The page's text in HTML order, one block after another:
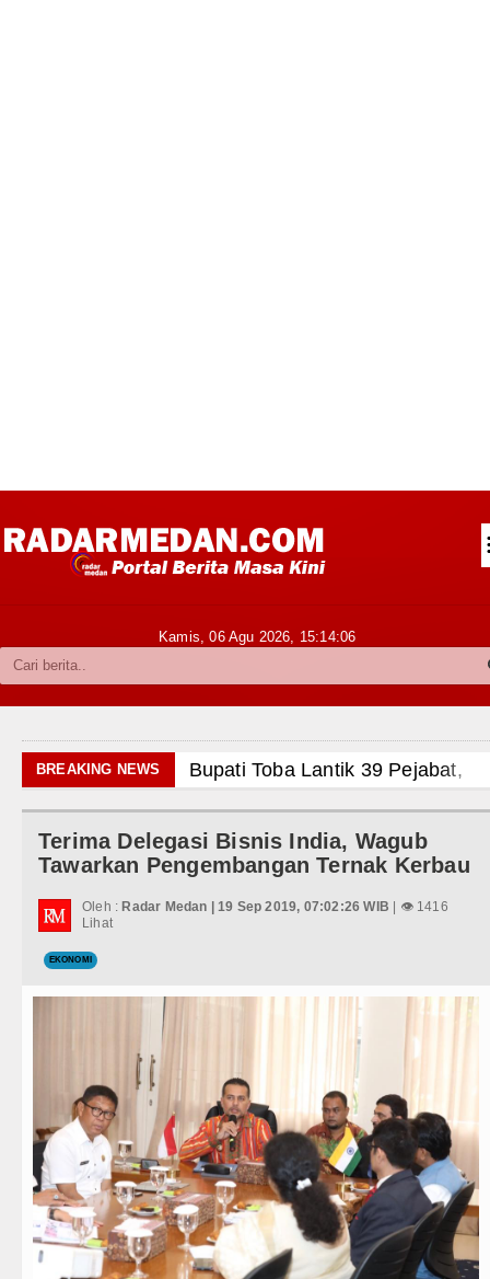
Kabupaten Karo
Politik
Olahraga
TIPS dan TRIK
+ Lainnya
Video
Kesehatan
Kamis, 06 Agu 2026, 15:14:07
BREAKING NEWSBupati Toba Lantik 39 Pejabat,
LGB Minus T dan Q Sebagai Orientasi
Danrem 011 Lilawangsa Brigjen TNI
Sebut LSL Pengidap HIV/AIDS di
Arsenal Dibungkam Real Betis pada
Chelsea Tumbang Ditekuk Juventus
Bupati Taput Sambut Kunjungan
PD AIJ Sumut Kembali Amankan Aset
Bupati Toba Lantik 39 Pejabat,
Terima Delegasi Bisnis India, Wagub
Tawarkan Pengembangan Ternak Kerbau
Oleh : Radar Medan | 19 Sep 2019, 07:02:26 WIB | 👁 1416
Lihat
EKONOMI